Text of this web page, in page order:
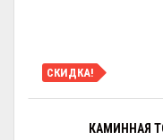
СКИДКА!
КАМИННАЯ